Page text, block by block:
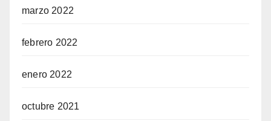
marzo 2022
febrero 2022
enero 2022
octubre 2021